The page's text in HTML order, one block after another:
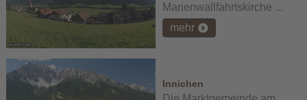
Marienwallfahrtskirche ...
mehr
Innichen